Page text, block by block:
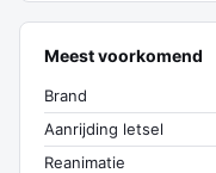
Meest voorkomend
Brand
Aanrijding letsel
Reanimatie